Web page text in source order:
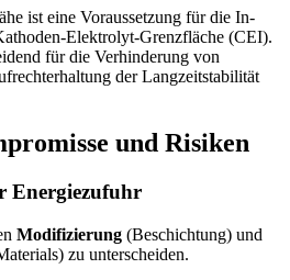
ist eine Voraussetzung für die In-
Elektrolyt-Grenzfläche (CEI).
für die Verhinderung von
der Langzeitstabilität
und Risiken
Energiezufuhr
Modifizierung (Beschichtung) und
zu unterscheiden.